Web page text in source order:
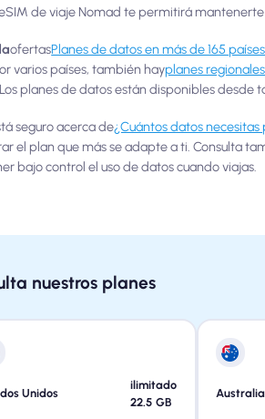
de viaje Nomad te permitirá
ofertasPlanes de datos en más de 165 países
varios países, también hayplanes regionales
planes de datos están disponibles desde
seguro acerca de¿Cuántos datos necesitas
el plan que más se adapte a ti. Consulta
bajo control el uso de datos cuando viajas.
nuestros planes
Unidos
ilimitado
22.5 GB
Australia